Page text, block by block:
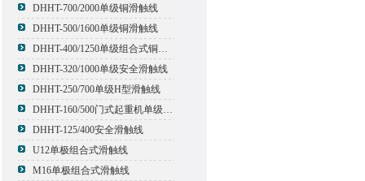
DHHT-700/2000单级铜滑触线
DHHT-500/1600单级铜滑触线
DHHT-400/1250单级组合式铜滑线,滑触线
DHHT-320/1000单级安全滑触线
DHHT-250/700单级H型滑触线
DHHT-160/500门式起重机单级组合式滑触线
DHHT-125/400安全滑触线
U12单极组合式滑触线
M16单极组合式滑触线